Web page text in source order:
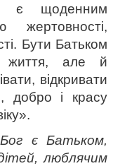
є щоденним
жертовності,
Бути Батьком
життя, але й
відкривати
добро і красу
є Батьком,
люблячим